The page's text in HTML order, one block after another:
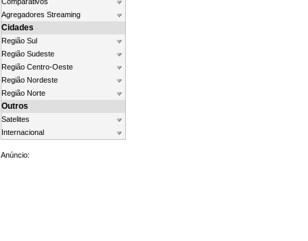
Agregadores Streaming
Cidades
Região Sul
Região Sudeste
Região Centro-Oeste
Região Nordeste
Região Norte
Outros
Satelites
Internacional
Anúncio: